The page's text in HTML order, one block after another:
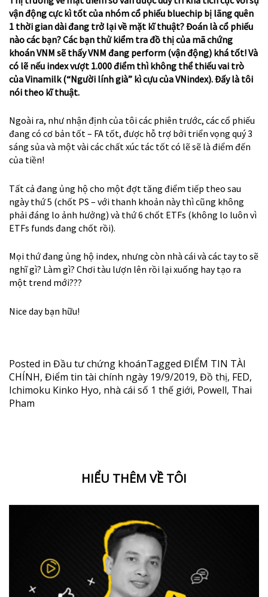
vận động cực kì tốt của nhóm cổ phiếu bluechip bị lãng quên
1 thời gian dài đang trở lại về mặt kĩ thuật? Đoán là cổ phiếu
nào các bạn? Các bạn thử kiểm tra đồ thị của mã chứng
khoán VNM sẽ thấy VNM đang perform (vận động) khá tốt! Và
có lẽ nếu index vượt 1.000 điểm thì không thể thiếu vai trò
của Vinamilk (“Người lính già” kì cựu của VNindex). Đấy là tôi
nói theo kĩ thuật.
Ngoài ra, như nhận định của tôi các phiên trước, các cổ phiếu
đang có cơ bản tốt – FA tốt, được hỗ trợ bởi triển vọng quý 3
sáng sủa và một vài các chất xúc tác tốt có lẽ sẽ là điểm đến
của tiền!
Tất cả đang ủng hộ cho một đợt tăng điểm tiếp theo sau
ngày thứ 5 (chốt PS – với thanh khoản này thì cũng không
phải đáng lo ảnh hưởng) và thứ 6 chốt ETFs (không lo luôn vì
ETFs funds đang chốt rồi).
Mọi thứ đang ủng hộ index, nhưng còn nhà cái và các tay to sẽ
nghĩ gì? Làm gì? Chơi tàu lượn lên rồi lại xuống hay tạo ra
một trend mới???
Nice day bạn hữu!
Posted in Đầu tư chứng khoánTagged ĐIỂM TIN TÀI
CHÍNH, Điểm tin tài chính ngày 19/9/2019, Đồ thị, FED,
Ichimoku Kinko Hyo, nhà cái số 1 thế giới, Powell, Thai
Pham
HIỂU THÊM VỀ TÔI